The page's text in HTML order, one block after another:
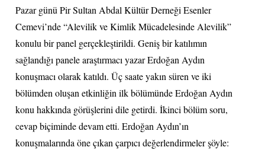
Pazar günü Pir Sultan Abdal Kültür Derneği Esenler
Cemevi’nde “Alevilik ve Kimlik Mücadelesinde Alevilik”
konulu bir panel gerçekleştirildi. Geniş bir katılımın
sağlandığı panele araştırmacı yazar Erdoğan Aydın
konuşmacı olarak katıldı. Üç saate yakın süren ve iki
bölümden oluşan etkinliğin ilk bölümünde Erdoğan Aydın
konu hakkında görüşlerini dile getirdi. İkinci bölüm soru,
cevap biçiminde devam etti. Erdoğan Aydın’ın
konuşmalarında öne çıkan çarpıcı değerlendirmeler şöyle: